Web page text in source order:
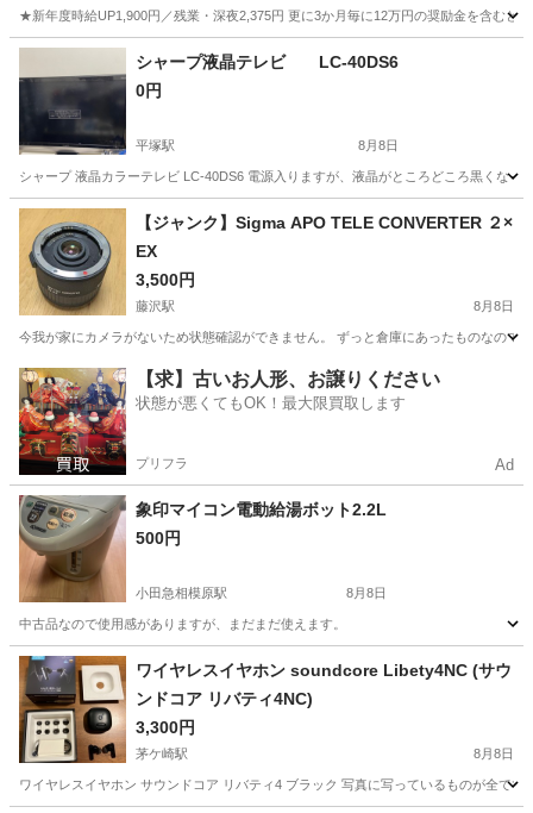
★新年度時給UP1,900円／残業・深夜2,375円 更に3か月毎に12万円の奨励金を含む
神奈川 藤沢市 その他
シャープ液晶テレビ LC-40DS6
0円
平塚駅 8月8日
シャープ 液晶カラーテレビ LC-40DS6 電源入りますが、液晶がところどころ黒くな
神奈川 平塚市 平塚駅
【ジャンク】Sigma APO TELE CONVERTER ２×
EX
3,500円
藤沢駅 8月8日
今我が家にカメラがないため状態確認ができません。 ずっと倉庫にあったものなの
神奈川 藤沢市 藤沢駅 カメラ
【求】古いお人形、お譲りください
状態が悪くてもOK！最大限買取します
プリフラ Ad
象印マイコン電動給湯ボット2.2L
500円
小田急相模原駅 8月8日
中古品なので使用感がありますが、まだまだ使えます。
神奈川 相模原市 小田急相模原駅
ワイヤレスイヤホン soundcore Libety4NC (サウ
ンドコア リバティ4NC)
3,300円
茅ケ崎駅 8月8日
ワイヤレスイヤホン サウンドコア リバティ4 ブラック 写真に写っているものが全て